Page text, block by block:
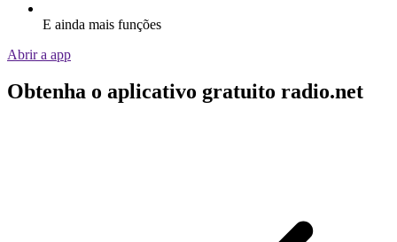
E ainda mais funções
Abrir a app
Obtenha o aplicativo gratuito radio.net